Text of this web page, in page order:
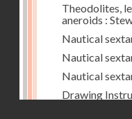
Theodolites,
aneroids :
Nautical
Nautical
Nautical
Drawing